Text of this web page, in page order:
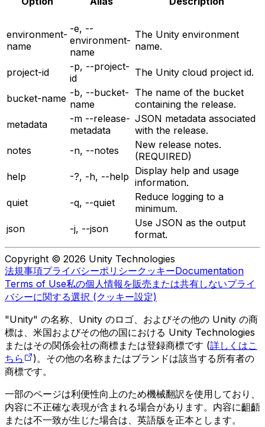
environment-
name
-e, --
environment-
name
The Unity environment
name.
project-id
-p, --project-
id
The Unity cloud project id.
bucket-name -b, --bucket-
name
The name of the bucket
containing the release.
metadata
-m --release-
metadata
JSON metadata associated
with the release.
notes
-n, --notes
New release notes.
(REQUIRED)
help
-?, -h, --help Display help and usage
information.
quiet
-q, --quiet
Reduce logging to a
minimum.
json
-j, --json
Use JSON as the output
format.
Copyright © 2026 Unity Technologies
法規事項プライバシーポリシークッキーDocumentation
Terms of Use私の個人情報を販売または共有しないプライ
バシーに関する選択 (クッキー設定)
"Unity" の名称、Unity のロゴ、およびその他の Unity の商
標は、米国およびその他の国における Unity Technologies
またはその関係会社の商標または登録商標です (詳しくはこ
ちら
)。その他の名称またはブランドは該当する所有者の
商標です。
一部のページは利便性向上のため機械翻訳を使用しており、
内容に不正確な表現が含まれる場合があります。内容に齟齬
または不一致が生じた場合は、英語版を正本とします。